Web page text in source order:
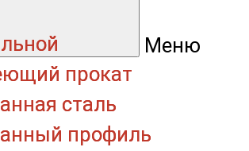
Меню
прокат
сталь
профиль
прокат
сталь
профиль